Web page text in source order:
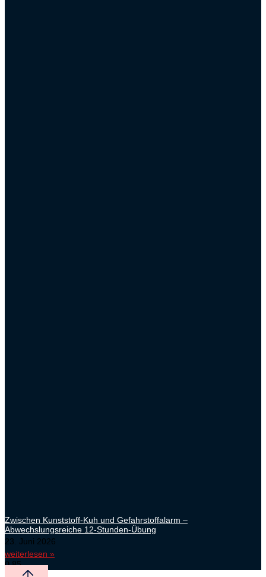
Zwischen Kunststoff-Kuh und Gefahrstoffalarm –
Abwechslungsreiche 12-Stunden-Übung
23. Juni 2026
weiterlesen »